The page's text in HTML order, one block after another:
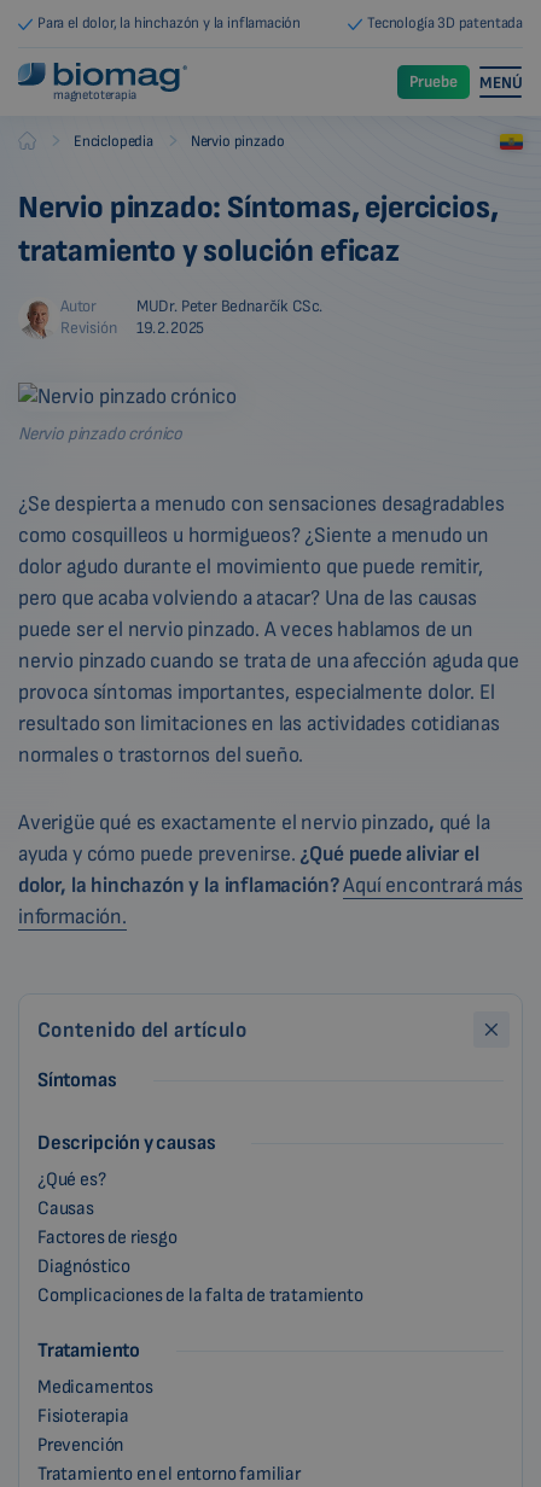
Para el dolor, la hinchazón y la inflamación Tecnología 3D patentada
magnetoterapia
Pruebe MENÚ
Biomag Enciclopedia Nervio pinzado
Nervio pinzado: Síntomas, ejercicios,
tratamiento y solución eficaz
Autor
MUDr. Peter Bednarčík CSc.
Revisión
19.2.2025
Nervio pinzado crónico
¿Se despierta a menudo con sensaciones desagradables
como cosquilleos u hormigueos? ¿Siente a menudo un
dolor agudo durante el movimiento que puede remitir,
pero que acaba volviendo a atacar? Una de las causas
puede ser el nervio pinzado. A veces hablamos de un
nervio pinzado cuando se trata de una afección aguda que
provoca síntomas importantes, especialmente dolor. El
resultado son limitaciones en las actividades cotidianas
normales o trastornos del sueño.
Averigüe qué es exactamente el nervio pinzado, qué la
ayuda y cómo puede prevenirse. ¿Qué puede aliviar el
dolor, la hinchazón y la inflamación?Aquí encontrará más
información.
Contenido del artículo
Síntomas
Descripción y causas
¿Qué es?
Causas
Factores de riesgo
Diagnóstico
Complicaciones de la falta de tratamiento
Tratamiento
Medicamentos
Fisioterapia
Prevención
Tratamiento en el entorno familiar